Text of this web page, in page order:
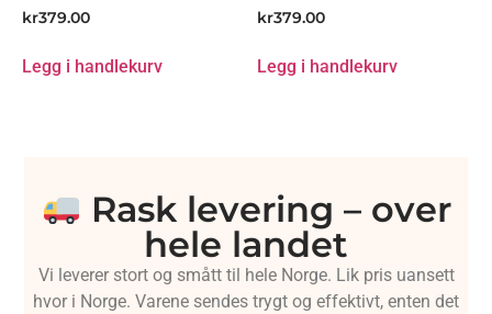
kr379.00
Legg i handlekurv
kr379.00
Legg i handlekurv
Rask levering – over
hele landet
Vi leverer stort og smått til hele Norge. Lik pris uansett
hvor i Norge. Varene sendes trygt og effektivt, enten det